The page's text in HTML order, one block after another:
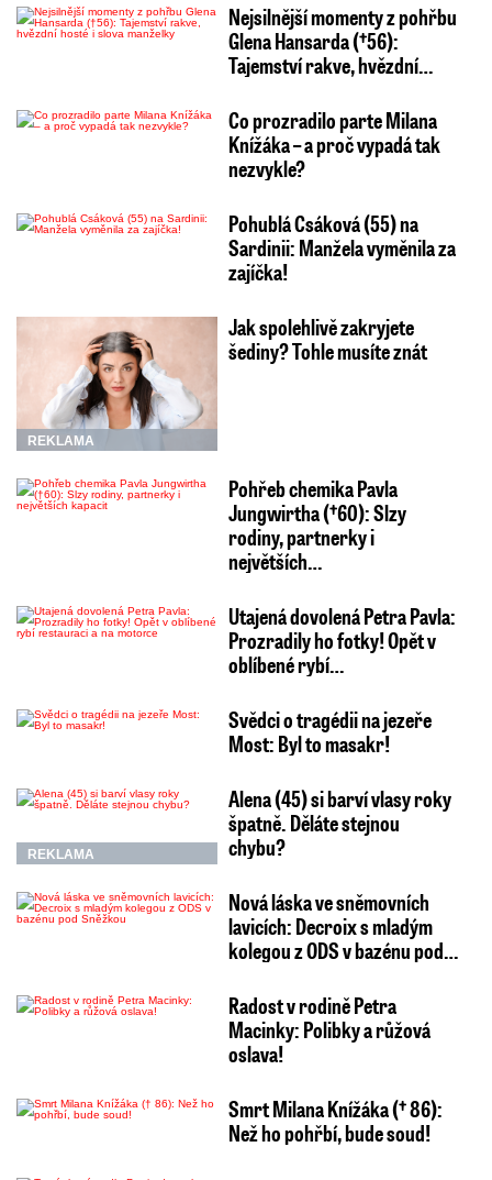
Nejsilnější momenty z pohřbu
Glena Hansarda (†56):
Tajemství rakve, hvězdní…
Co prozradilo parte Milana
Knížáka – a proč vypadá tak
nezvykle?
Pohublá Csáková (55) na
Sardinii: Manžela vyměnila za
zajíčka!
REKLAMA
Jak spolehlivě zakryjete
šediny? Tohle musíte znát
Pohřeb chemika Pavla
Jungwirtha (†60): Slzy
rodiny, partnerky i
největších…
Utajená dovolená Petra Pavla:
Prozradily ho fotky! Opět v
oblíbené rybí…
Svědci o tragédii na jezeře
Most: Byl to masakr!
REKLAMA
Alena (45) si barví vlasy roky
špatně. Děláte stejnou
chybu?
Nová láska ve sněmovních
lavicích: Decroix s mladým
kolegou z ODS v bazénu pod…
Radost v rodině Petra
Macinky: Polibky a růžová
oslava!
Smrt Milana Knížáka († 86):
Než ho pohřbí, bude soud!